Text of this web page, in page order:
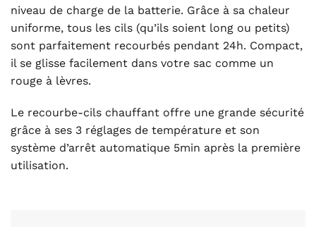
niveau de charge de la batterie. Grâce à sa chaleur
uniforme, tous les cils (qu’ils soient long ou petits)
sont parfaitement recourbés pendant 24h. Compact,
il se glisse facilement dans votre sac comme un
rouge à lèvres.
Le recourbe-cils chauffant offre une grande sécurité
grâce à ses 3 réglages de température et son
système d’arrêt automatique 5min après la première
utilisation.